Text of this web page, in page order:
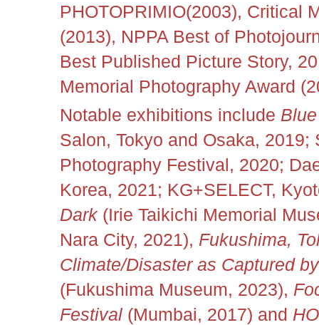
PHOTOPRIMIO(2003), Critical
(2013), NPPA Best of
Best Published Picture Story,
Memorial Photography Award
Notable exhibitions include
Salon, Tokyo and Osaka, 2019;
Photography Festival, 2020;
Korea, 2021; KG+SELECT,
Dark(Irie Taikichi Memorial
Nara City, 2021), Fukushima,
Climate/Disaster as Captured
(Fukushima Museum, 2023),
Festival (Mumbai, 2017) and